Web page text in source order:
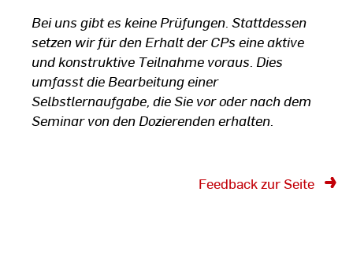
Bei uns gibt es keine Prüfungen. Stattdessen
setzen wir für den Erhalt der CPs eine aktive
und konstruktive Teilnahme voraus. Dies
umfasst die Bearbeitung einer
Selbstlernaufgabe, die Sie vor oder nach dem
Seminar von den Dozierenden erhalten.
Feedback zur Seite